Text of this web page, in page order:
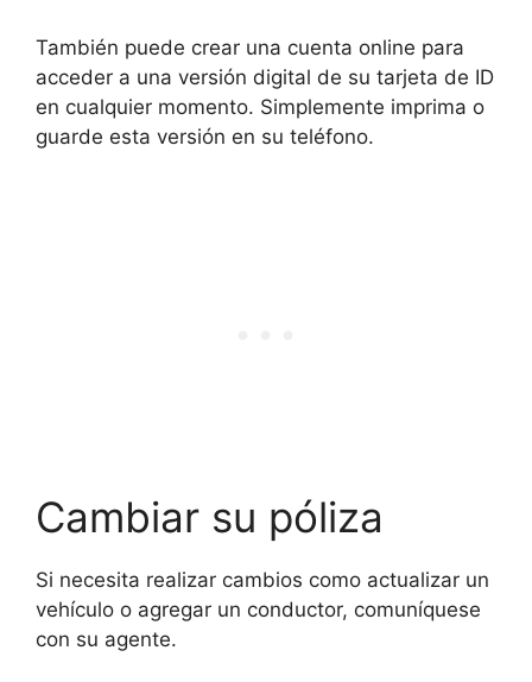
También puede crear una cuenta online para
acceder a una versión digital de su tarjeta de ID
en cualquier momento. Simplemente imprima o
guarde esta versión en su teléfono.
Cambiar su póliza
Si necesita realizar cambios como actualizar un
vehículo o agregar un conductor, comuníquese
con su agente.